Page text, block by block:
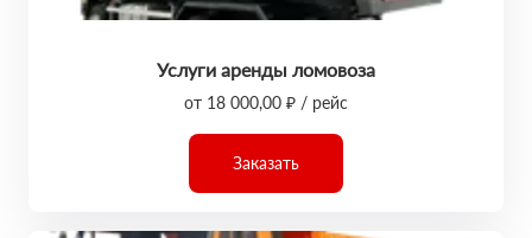
Услуги аренды ломовоза
от 18 000,00 ₽ / рейс
Заказать